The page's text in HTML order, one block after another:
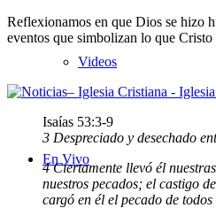
Videos
En Vivo
Reflexionamos en que Dios se hizo
eventos que simbolizan lo que
Isaías 53:3-9
3 Despreciado y desechado
4 Ciertamente llevó él
nuestros pecados; el castigo
cargó en él el pecado de todos